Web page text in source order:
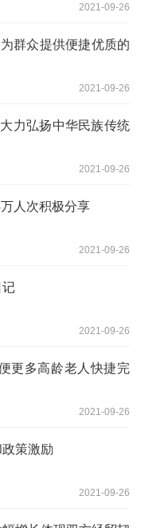
2021-09-26
群众提供便捷优质的
2021-09-26
力弘扬中华民族传统
2021-09-26
人次积极分享
2021-09-26
记
2021-09-26
更多高龄老人快捷完
2021-09-26
策激励
2021-09-26